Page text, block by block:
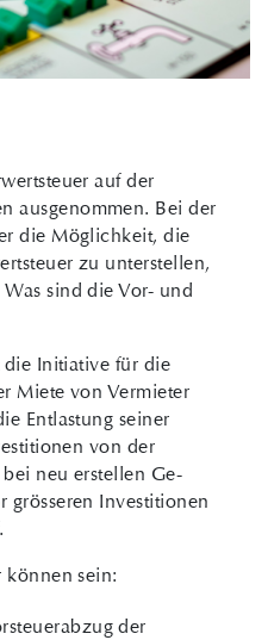
auf der
aus­genommen. Bei der
die Möglichkeit, die
zu unterstellen,
sind die Vor- und
die Initiative für die
Miete von Vermieter
Entlastung seiner
von der
bei neu erstellen Ge­
grösseren Investitionen
sein:
der